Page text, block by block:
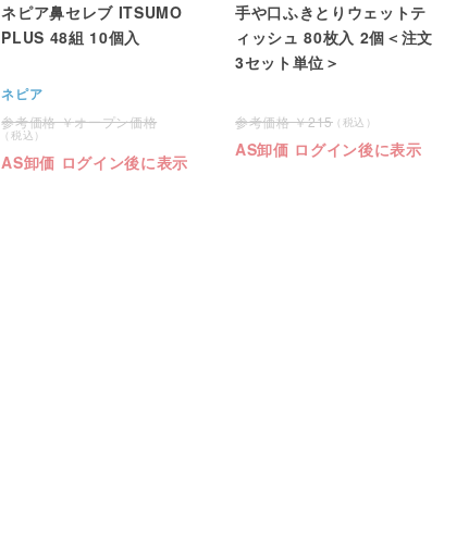
ネピア鼻セレブ ITSUMO
PLUS 48組 10個入
ネピア
オープン価格
AS卸価 ログイン後に表示
手や口ふきとりウェットテ
ィッシュ 80枚入 2個＜注文
3セット単位＞
215
AS卸価 ログイン後に表示